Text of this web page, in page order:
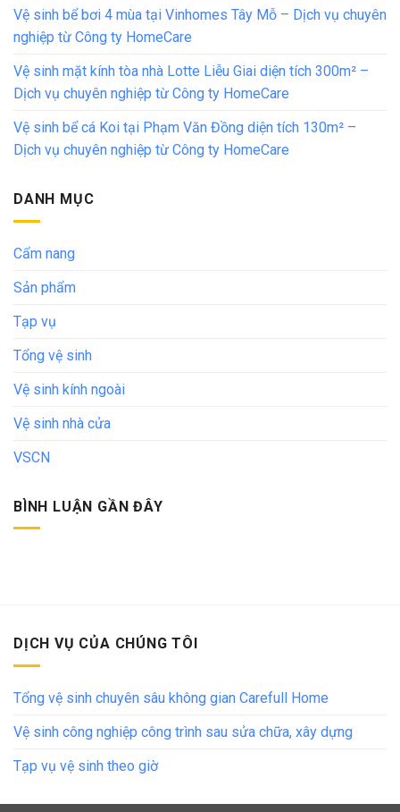
Vệ sinh bể bơi 4 mùa tại Vinhomes Tây Mỗ – Dịch vụ chuyên
nghiệp từ Công ty HomeCare
Vệ sinh mặt kính tòa nhà Lotte Liễu Giai diện tích 300m² –
Dịch vụ chuyên nghiệp từ Công ty HomeCare
Vệ sinh bể cá Koi tại Phạm Văn Đồng diện tích 130m² –
Dịch vụ chuyên nghiệp từ Công ty HomeCare
DANH MỤC
Cẩm nang
Sản phẩm
Tạp vụ
Tổng vệ sinh
Vệ sinh kính ngoài
Vệ sinh nhà cửa
VSCN
BÌNH LUẬN GẦN ĐÂY
DỊCH VỤ CỦA CHÚNG TÔI
Tổng vệ sinh chuyên sâu không gian Carefull Home
Vệ sinh công nghiệp công trình sau sửa chữa, xây dựng
Tạp vụ vệ sinh theo giờ